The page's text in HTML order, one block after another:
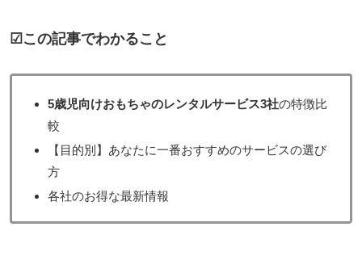
☑この記事でわかること
5歳児向けおもちゃのレンタルサービス3社の特徴比
較
【目的別】あなたに一番おすすめのサービスの選び
方
各社のお得な最新情報